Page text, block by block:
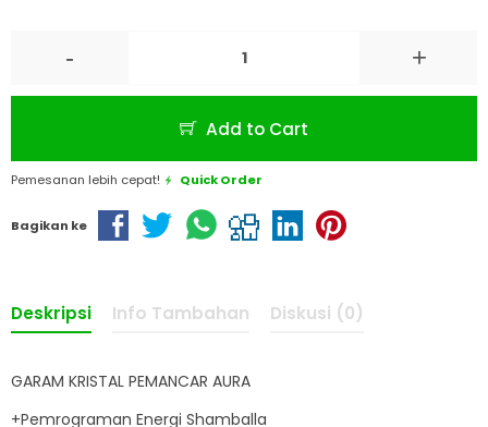
- +
Add to Cart
Pemesanan lebih cepat! Quick Order
Bagikan ke
Deskripsi Info Tambahan Diskusi (0)
GARAM KRISTAL PEMANCAR AURA
+Pemrograman Energi Shamballa